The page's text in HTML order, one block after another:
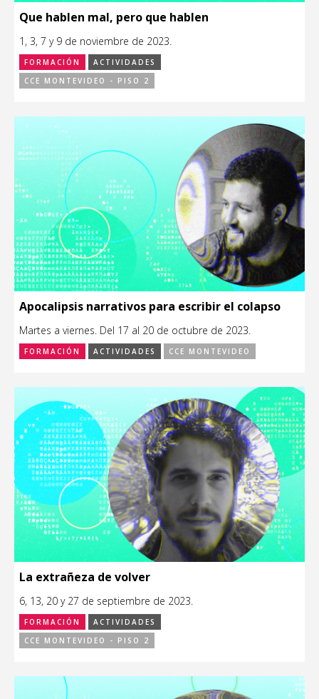
Que hablen mal, pero que hablen
1, 3, 7 y 9 de noviembre de 2023.
FORMACIÓN
ACTIVIDADES
CCE MONTEVIDEO - PISO 2
Apocalipsis narrativos para escribir el colapso
Martes a viernes. Del 17 al 20 de octubre de 2023.
FORMACIÓN ACTIVIDADES CCE MONTEVIDEO
La extrañeza de volver
6, 13, 20 y 27 de septiembre de 2023.
FORMACIÓN
ACTIVIDADES
CCE MONTEVIDEO - PISO 2